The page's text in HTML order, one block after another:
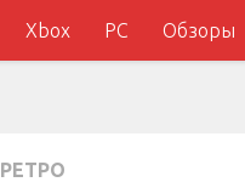
Xbox PC Обзоры
РЕТРО